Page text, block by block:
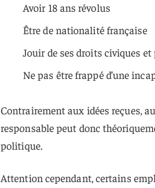
Avoir 18 ans révolus
Être de nationalité française
Jouir de ses droits civiques
Ne pas être frappé d’une
Contrairement aux idées reçues,
responsable peut donc
politique.
Attention cependant, certains